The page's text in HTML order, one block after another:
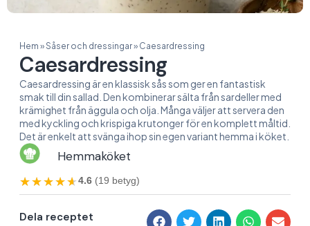
Hem »Såser och dressingar» Caesardressing
Caesardressing
Caesardressing är en klassisk sås som ger en fantastisk
smak till din sallad. Den kombinerar sälta från sardeller med
krämighet från äggula och olja. Många väljer att servera den
med kyckling och krispiga krutonger för en komplett måltid.
Det är enkelt att svänga ihop sin egen variant hemma i köket.
Hemmaköket
★★★★★
★★★★★4.6 (19 betyg)
Dela receptet